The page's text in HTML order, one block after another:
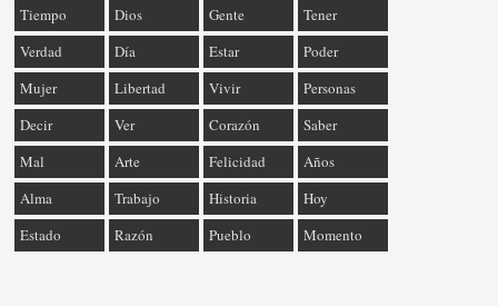
Tiempo
Dios Gente
Tener
Verdad
Día Estar
Poder
Mujer
Libertad Vivir
Personas
Decir
Ver Corazón
Saber
Mal
Arte Felicidad
Años
Alma
Trabajo Historia
Hoy
Estado
Razón Pueblo Momento